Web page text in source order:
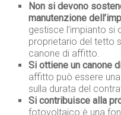
Non si devono
manutenzione
gestisce l’impianto si
proprietario del tetto
canone di affitto.
Si ottiene un canone
affitto può essere
sulla durata del
Si contribuisce alla
fotovoltaico è una